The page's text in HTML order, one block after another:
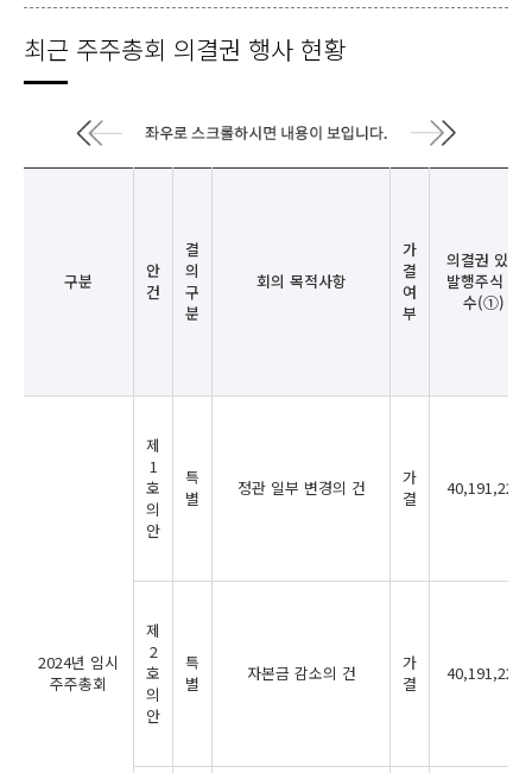
최근 주주총회 의결권 행사 현황
구분
안
건
결
의
구
분
회의 목적사항
가
결
여
부
의결권 있는
발행주식 총
수(①)
2024년 임시
주주총회
제
1
호
의
안
특
별
정관 일부 변경의 건
가
결
40,191,222
제
2
호
의
안
특
별
자본금 감소의 건
가
결
40,191,222